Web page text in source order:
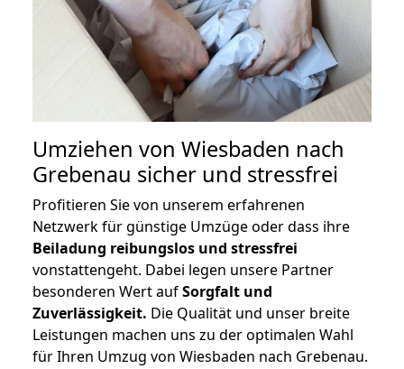
Umziehen von Wiesbaden nach
Grebenau sicher und stressfrei
Profitieren Sie von unserem erfahrenen
Netzwerk für günstige Umzüge oder dass ihre
Beiladung reibungslos und stressfrei
vonstattengeht. Dabei legen unsere Partner
besonderen Wert aufSorgfalt und
Zuverlässigkeit. Die Qualität und unser breite
Leistungen machen uns zu der optimalen Wahl
für Ihren Umzug von Wiesbaden nach Grebenau.